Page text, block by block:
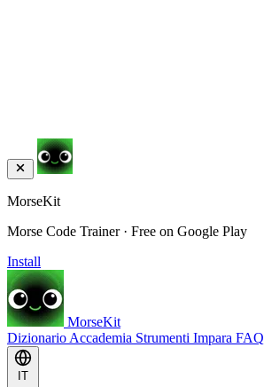
MorseKit
Morse Code Trainer · Free on Google Play
Install
MorseKit
Dizionario Accademia Strumenti Impara FAQ